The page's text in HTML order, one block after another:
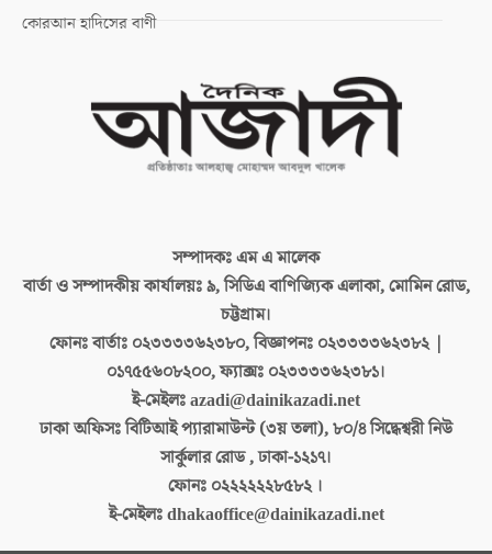
কোরআন হাদিসের বাণী
সম্পাদকঃএম এ মালেক
বার্তা ও সম্পাদকীয় কার্যালয়ঃ৯, সিডিএ বাণিজ্যিক এলাকা, মোমিন রোড,
চট্টগ্রাম।
ফোনঃ বার্তাঃ ০২৩৩৩৩৬২৩৮০, বিজ্ঞাপনঃ ০২৩৩৩৩৬২৩৮২ |
০১৭৫৫৬০৮২০০, ফ্যাক্সঃ ০২৩৩৩৩৬২৩৮১।
ই-মেইলঃazadi@dainikazadi.net
ঢাকা অফিসঃবিটিআই প্যারামাউন্ট (৩য় তলা), ৮০/৪ সিদ্ধেশ্বরী নিউ
সার্কুলার রোড , ঢাকা-১২১৭।
ফোনঃ ০২২২২২২৮৫৮২ ।
ই-মেইলঃdhakaoffice@dainikazadi.net